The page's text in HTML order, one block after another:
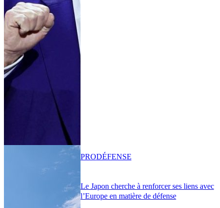
Le Japon cherche à renforcer ses liens avec
l’Europe en matière de défense
PRODÉFENSE